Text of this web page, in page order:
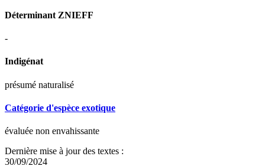
Déterminant ZNIEFF
-
Indigénat
présumé naturalisé
Catégorie d'espèce exotique
évaluée non envahissante
Dernière mise à jour des textes :
30/09/2024